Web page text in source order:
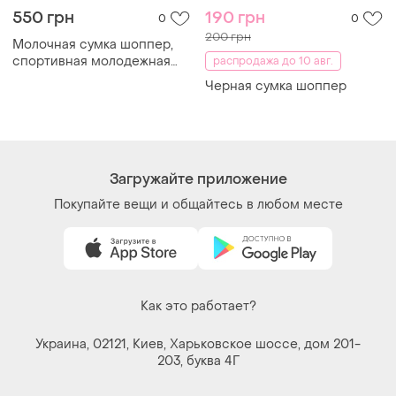
550 грн 0
Молочная сумка шоппер,
спортивная молодежная
190 грн 0
200 грн
распродажа до 10 авг.
Черная сумка шоппер
Загружайте приложение
Покупайте вещи и общайтесь в любом месте
Как это работает?
Украина, 02121, Киев, Харьковское шоссе, дом 201-
203, буква 4Г